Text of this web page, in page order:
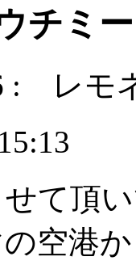
チミ
: レモ
て頂
空港